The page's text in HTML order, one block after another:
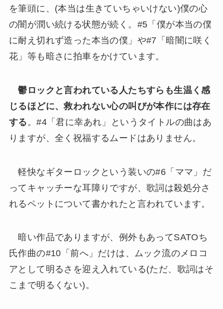
を筆頭に、(本当は生きていちゃいけない)僕の心
の闇が潤い続ける状態が続く。#5「僕が本当の僕
に耐え切れず造った本当の僕」や#7「暗闇に咲く
花」等も暗さに拍車をかけています。
鬱ロックと言われている人たちすらも生温く感
じるほどに、救われない心の叫びが本作には存在
する 。#4「君に幸あれ」というタイトルの曲はあ
りますが、全く祝福するムードはありません。
軽快なギターロックという装いの#6「ママ」だ
ってキャッチーな耳障りですが、歌詞は殺処分さ
れるペットについて書かれたと言われています。
暗い作品でありますが、例外もあってSATOち
氏作曲の#10「前へ」だけは、ムック流のメロコ
アとして明るさを迎え入れている(ただ、歌詞はそ
こまで明るくない)。